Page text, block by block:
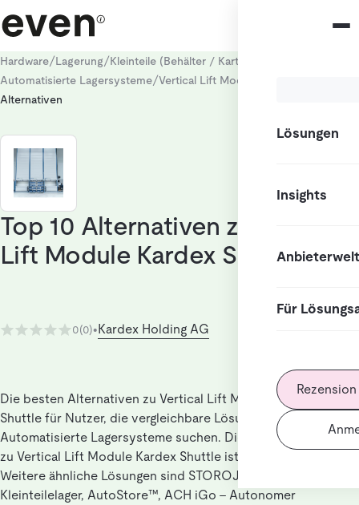
Lösungen
Insights
Anbieterwelt
Für
Hardware/Lagerung/Kleinteile (Behälter / Kartons)
Automatisierte Lagersysteme/Vertical Lift Module Kardex Shuttle
Alternativen
Top 10 Alternativen zu Vertical
Lift Module Kardex Shuttle
0(0)•Kardex Holding AG
Die besten Alternativen zu Vertical Lift Module Kardex
Shuttle für Nutzer, die vergleichbare Lösungen in
Automatisierte Lagersysteme suchen. Die beste Alternative
zu Vertical Lift Module Kardex Shuttle ist PowerCube.
Weitere ähnliche Lösungen sind STOROJET automatisches
Kleinteilelager, AutoStore™, ACH iGo - Autonomer